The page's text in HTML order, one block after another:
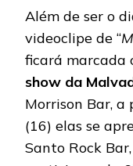
Além de ser o
videoclipe de “
ficará marcada
show da
Morrison Bar, a
(16) elas se
Santo Rock